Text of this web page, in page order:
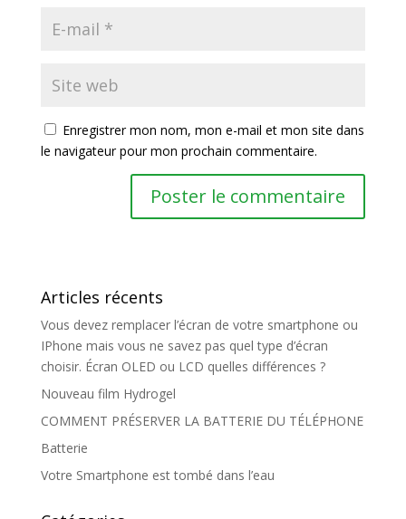
Enregistrer mon nom, mon e-mail et mon site dans
le navigateur pour mon prochain commentaire.
Articles récents
Vous devez remplacer l’écran de votre smartphone ou
IPhone mais vous ne savez pas quel type d’écran
choisir. Écran OLED ou LCD quelles différences ?
Nouveau film Hydrogel
COMMENT PRÉSERVER LA BATTERIE DU TÉLÉPHONE
Batterie
Votre Smartphone est tombé dans l’eau